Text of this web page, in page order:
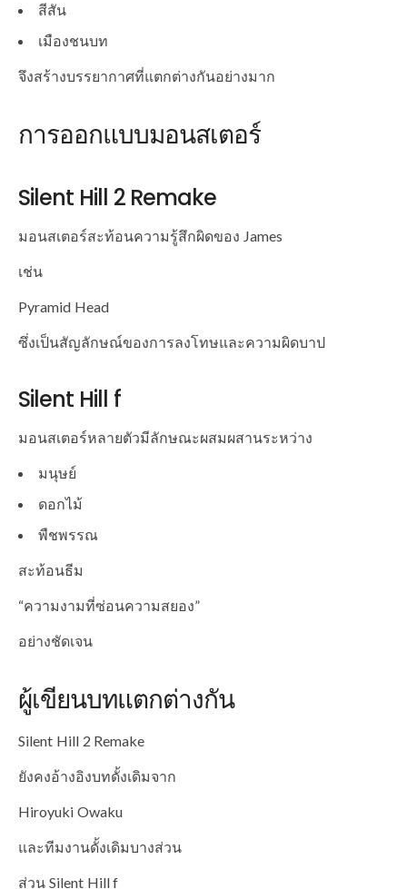
สีสัน
เมืองชนบท
จึงสร้างบรรยากาศที่แตกต่างกันอย่างมาก
การออกแบบมอนสเตอร์
Silent Hill 2 Remake
มอนสเตอร์สะท้อนความรู้สึกผิดของ James
เช่น
Pyramid Head
ซึ่งเป็นสัญลักษณ์ของการลงโทษและความผิดบาป
Silent Hill f
มอนสเตอร์หลายตัวมีลักษณะผสมผสานระหว่าง
มนุษย์
ดอกไม้
พืชพรรณ
สะท้อนธีม
“ความงามที่ซ่อนความสยอง”
อย่างชัดเจน
ผู้เขียนบทแตกต่างกัน
Silent Hill 2 Remake
ยังคงอ้างอิงบทดั้งเดิมจาก
Hiroyuki Owaku
และทีมงานดั้งเดิมบางส่วน
ส่วน Silent Hill f